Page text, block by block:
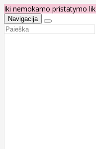
Iki nemokamo pristatymo
Navigacija